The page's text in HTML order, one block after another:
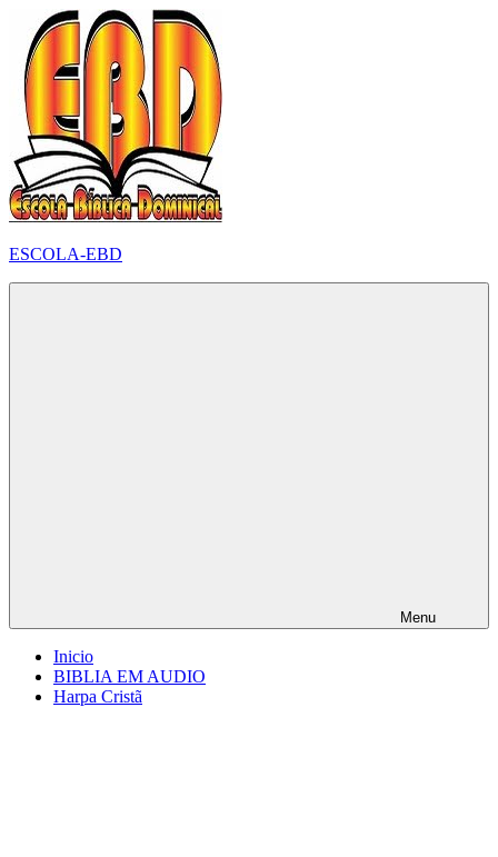
para
conteúdo
ESCOLA-EBD
Menu
Inicio
BIBLIA EM AUDIO
Harpa Cristã